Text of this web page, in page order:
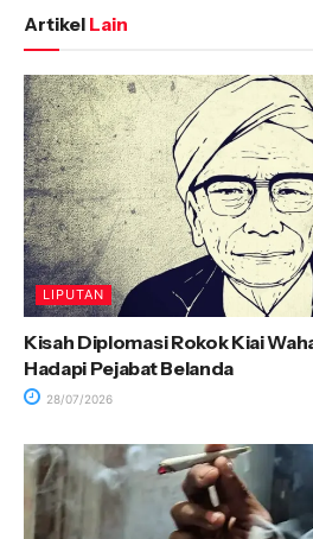
Artikel Lain
LIPUTAN
Kisah Diplomasi Rokok Kiai
Hadapi Pejabat Belanda
28/07/2026